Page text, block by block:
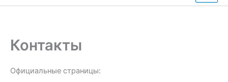
содержимому
Контакты
Официальные страницы: